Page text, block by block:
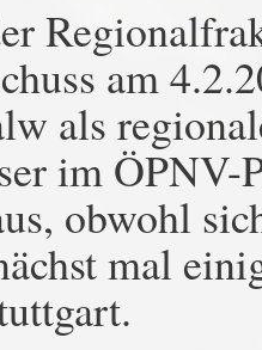
am
als
im ÖPNV-
obwohl
mal